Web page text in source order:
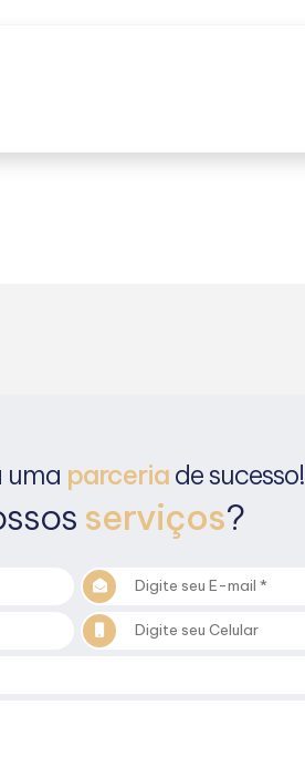
uma parceria de sucesso!
serviços?